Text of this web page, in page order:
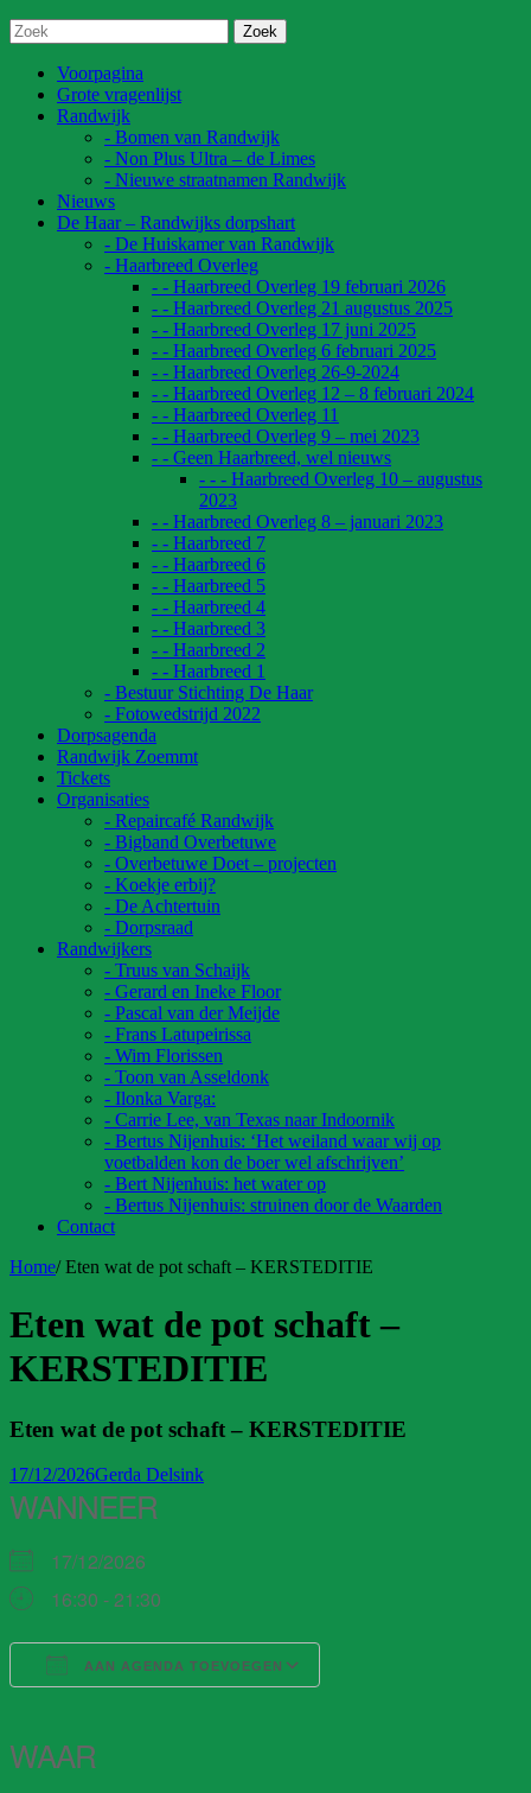
Voorpagina
Grote vragenlijst
Randwijk
- Bomen van Randwijk
- Non Plus Ultra – de Limes
- Nieuwe straatnamen Randwijk
Nieuws
De Haar – Randwijks dorpshart
- De Huiskamer van Randwijk
- Haarbreed Overleg
- - Haarbreed Overleg 19 februari 2026
- - Haarbreed Overleg 21 augustus 2025
- - Haarbreed Overleg 17 juni 2025
- - Haarbreed Overleg 6 februari 2025
- - Haarbreed Overleg 26-9-2024
- - Haarbreed Overleg 12 – 8 februari 2024
- - Haarbreed Overleg 11
- - Haarbreed Overleg 9 – mei 2023
- - Geen Haarbreed, wel nieuws
- - - Haarbreed Overleg 10 – augustus
2023
- - Haarbreed Overleg 8 – januari 2023
- - Haarbreed 7
- - Haarbreed 6
- - Haarbreed 5
- - Haarbreed 4
- - Haarbreed 3
- - Haarbreed 2
- - Haarbreed 1
- Bestuur Stichting De Haar
- Fotowedstrijd 2022
Dorpsagenda
Randwijk Zoemmt
Tickets
Organisaties
- Repaircafé Randwijk
- Bigband Overbetuwe
- Overbetuwe Doet – projecten
- Koekje erbij?
- De Achtertuin
- Dorpsraad
Randwijkers
- Truus van Schaijk
- Gerard en Ineke Floor
- Pascal van der Meijde
- Frans Latupeirissa
- Wim Florissen
- Toon van Asseldonk
- Ilonka Varga:
- Carrie Lee, van Texas naar Indoornik
- Bertus Nijenhuis: ‘Het weiland waar wij op
voetbalden kon de boer wel afschrijven’
- Bert Nijenhuis: het water op
- Bertus Nijenhuis: struinen door de Waarden
Contact
Home/Eten wat de pot schaft – KERSTEDITIE
Eten wat de pot schaft –
KERSTEDITIE
Eten wat de pot schaft – KERSTEDITIE
17/12/2026Gerda Delsink
WANNEER
17/12/2026
16:30 - 21:30
AAN AGENDA TOEVOEGEN
WAAR